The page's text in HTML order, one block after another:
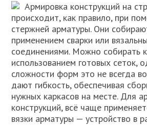
Армировка конструкций на
происходит, как правило, при
стержней арматуры. Они
применением сварки или
соединениями. Можно собирать
использованием готовых сеток,
сложности форм это не всегда
дают гибкость, обеспечивая
нужных каркасов на месте. Для
конструкций, всё чаще
вязки арматуры — устройство в